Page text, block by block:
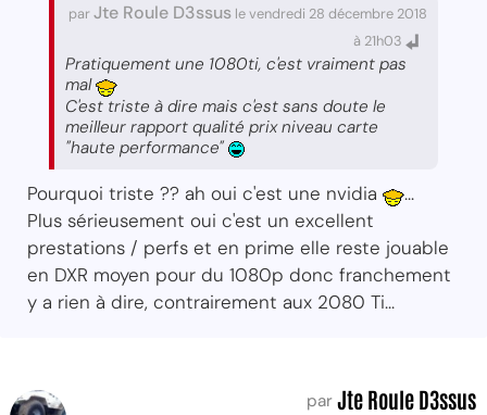
parJte Roule D3ssus le vendredi 28 décembre 2018
à 21h03
Pratiquement une 1080ti, c'est vraiment pas
mal
C'est triste à dire mais c'est sans doute le
meilleur rapport qualité prix niveau carte
"haute performance"
Pourquoi triste ?? ah oui c'est une nvidia
...
Plus sérieusement oui c'est un excellent
prestations / perfs et en prime elle reste jouable
en DXR moyen pour du 1080p donc franchement
y a rien à dire, contrairement aux 2080 Ti...
par Jte Roule D3ssus